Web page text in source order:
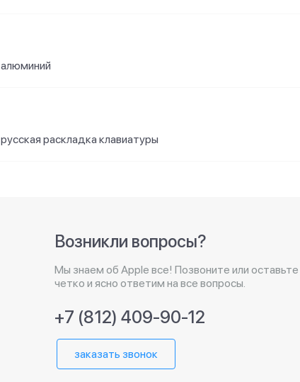
алюминий
русская раскладка клавиатуры
Возникли вопросы?
Мы знаем об Apple все! Позвоните или
четко и ясно ответим на все вопросы.
+7 (812) 409-90-12
заказать звонок